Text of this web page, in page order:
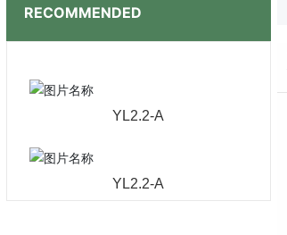
RECOMMENDED
YL2.2-A
YL2.2-A